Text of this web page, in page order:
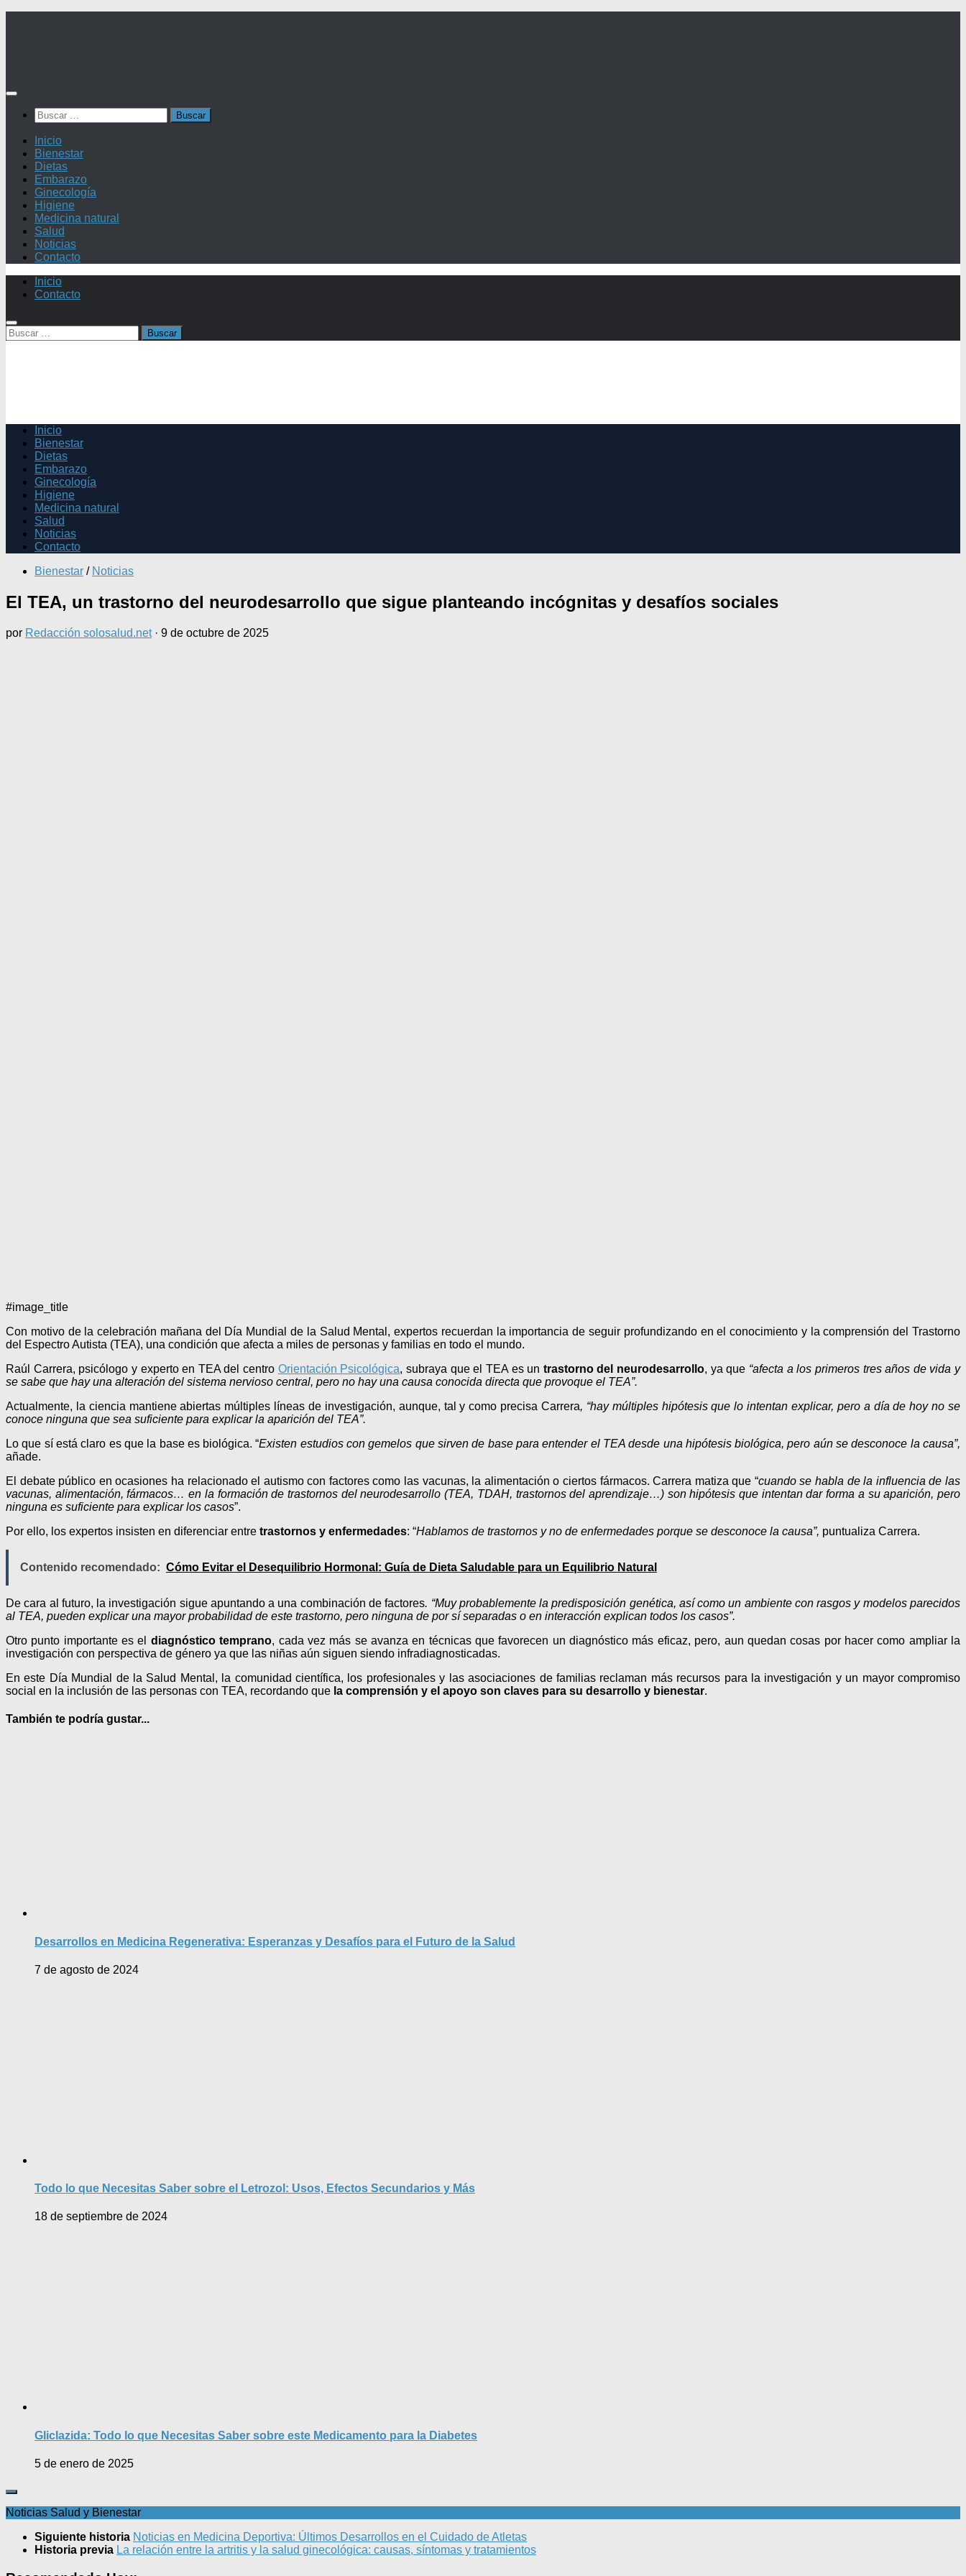
Buscar:
Inicio
Bienestar
Dietas
Embarazo
Ginecología
Higiene
Medicina natural
Salud
Noticias
Contacto
Inicio
Contacto
Buscar:
Inicio
Bienestar
Dietas
Embarazo
Ginecología
Higiene
Medicina natural
Salud
Noticias
Contacto
Bienestar / Noticias
El TEA, un trastorno del neurodesarrollo que sigue planteando incógnitas y desafíos sociales
por Redacción solosalud.net · 9 de octubre de 2025
#image_title
Con motivo de la celebración mañana del Día Mundial de la Salud Mental, expertos recuerdan la importancia de seguir profundizando en el conocimiento y la comprensión del Trastorno
del Espectro Autista (TEA), una condición que afecta a miles de personas y familias en todo el mundo.
Raúl Carrera, psicólogo y experto en TEA del centro Orientación Psicológica, subraya que el TEA es un trastorno del neurodesarrollo, ya que “afecta a los primeros tres años de vida y
se sabe que hay una alteración del sistema nervioso central, pero no hay una causa conocida directa que provoque el TEA”.
Actualmente, la ciencia mantiene abiertas múltiples líneas de investigación, aunque, tal y como precisa Carrera, “hay múltiples hipótesis que lo intentan explicar, pero a día de hoy no se
conoce ninguna que sea suficiente para explicar la aparición del TEA”.
Lo que sí está claro es que la base es biológica. “Existen estudios con gemelos que sirven de base para entender el TEA desde una hipótesis biológica, pero aún se desconoce la causa”,
añade.
El debate público en ocasiones ha relacionado el autismo con factores como las vacunas, la alimentación o ciertos fármacos. Carrera matiza que “cuando se habla de la influencia de las
vacunas, alimentación, fármacos… en la formación de trastornos del neurodesarrollo (TEA, TDAH, trastornos del aprendizaje…) son hipótesis que intentan dar forma a su aparición, pero
ninguna es suficiente para explicar los casos”.
Por ello, los expertos insisten en diferenciar entre trastornos y enfermedades: “Hablamos de trastornos y no de enfermedades porque se desconoce la causa”, puntualiza Carrera.
Contenido recomendado: Cómo Evitar el Desequilibrio Hormonal: Guía de Dieta Saludable para un Equilibrio Natural
De cara al futuro, la investigación sigue apuntando a una combinación de factores. “Muy probablemente la predisposición genética, así como un ambiente con rasgos y modelos parecidos
al TEA, pueden explicar una mayor probabilidad de este trastorno, pero ninguna de por sí separadas o en interacción explican todos los casos”.
Otro punto importante es el diagnóstico temprano, cada vez más se avanza en técnicas que favorecen un diagnóstico más eficaz, pero, aun quedan cosas por hacer como ampliar la
investigación con perspectiva de género ya que las niñas aún siguen siendo infradiagnosticadas.
En este Día Mundial de la Salud Mental, la comunidad científica, los profesionales y las asociaciones de familias reclaman más recursos para la investigación y un mayor compromiso
social en la inclusión de las personas con TEA, recordando que la comprensión y el apoyo son claves para su desarrollo y bienestar.
También te podría gustar...
Desarrollos en Medicina Regenerativa: Esperanzas y Desafíos para el Futuro de la Salud
7 de agosto de 2024
Todo lo que Necesitas Saber sobre el Letrozol: Usos, Efectos Secundarios y Más
18 de septiembre de 2024
Gliclazida: Todo lo que Necesitas Saber sobre este Medicamento para la Diabetes
5 de enero de 2025
Noticias Salud y Bienestar
Siguiente historia Noticias en Medicina Deportiva: Últimos Desarrollos en el Cuidado de Atletas
Historia previa La relación entre la artritis y la salud ginecológica: causas, síntomas y tratamientos